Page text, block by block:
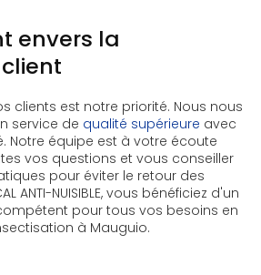
envers la
clients est notre priorité. Nous nous
service de qualité supérieure avec
Notre équipe est à votre écoute
vos questions et vous conseiller
pour éviter le retour des
ANTI-NUISIBLE, vous bénéficiez d'un
pour tous vos besoins en
à Mauguio.